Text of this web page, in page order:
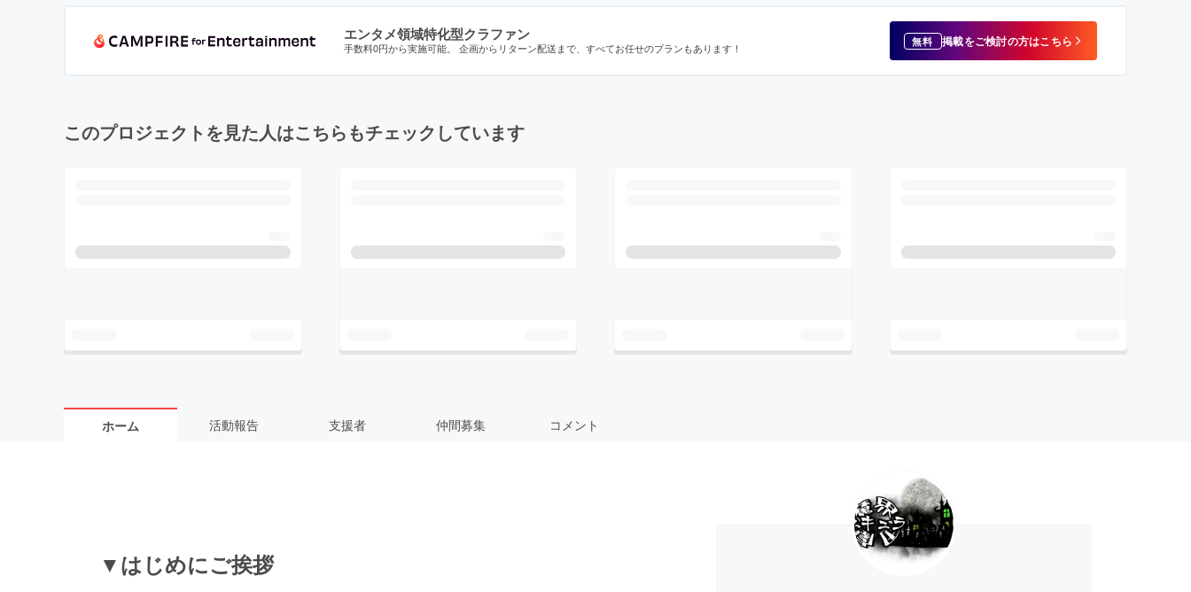
エンタメ領域特化型クラファン
手数料0円から実施可能。 企画からリターン配送まで、すべてお任せのプランもあります！ 無料 掲載をご検討の方はこちら
このプロジェクトを見た人はこちらもチェックしています
ホーム 活動報告 支援者 仲間募集 コメント
▼はじめにご挨拶